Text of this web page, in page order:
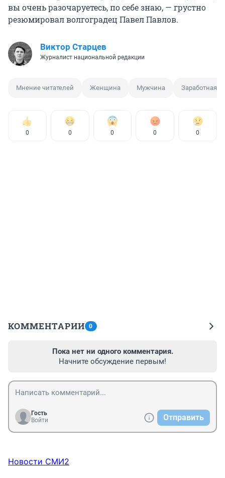
вы очень разочаруетесь, по себе знаю, — грустно
резюмировал волгоградец Павел Павлов.
Виктор Старцев
Журналист национальной редакции
Мнение читателей Женщина Мужчина Заработная
0 0 0 0 0
КОММЕНТАРИИ 0
Пока нет ни одного комментария.
Начните обсуждение первым!
Гость
Войти
Отправить
Новости СМИ2